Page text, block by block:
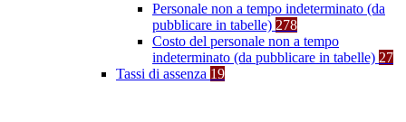
Personale non a tempo indeterminato (da
pubblicare in tabelle) 278
Costo del personale non a tempo
indeterminato (da pubblicare in tabelle) 27
Tassi di assenza 19